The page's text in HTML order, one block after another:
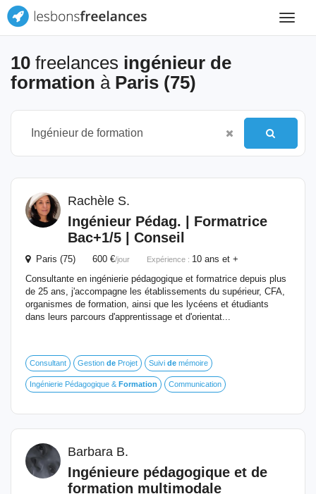
Toggle
10 freelances ingénieur de
formation à Paris (75)
Rachèle S.
Ingénieur Pédag. | Formatrice
Bac+1/5 | Conseil
Paris (75) 600 €/jour Expérience : 10 ans et +
Consultante en ingénierie pédagogique et formatrice depuis plus
de 25 ans, j'accompagne les établissements du supérieur, CFA,
organismes de formation, ainsi que les lycéens et étudiants
dans leurs parcours d'apprentissage et d'orientat...
Consultant Gestion de Projet Suivi de mémoire
Ingénierie Pédagogique & Formation Communication
Barbara B.
Ingénieure pédagogique et de
formation multimodale